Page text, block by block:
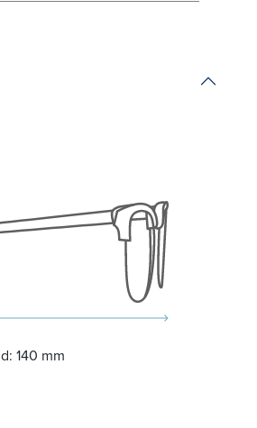
140 mm